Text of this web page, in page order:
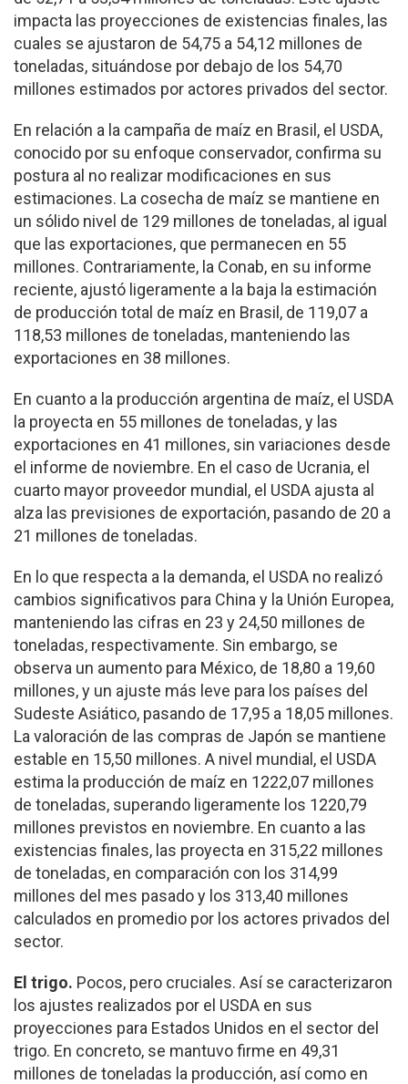
impacta las proyecciones de existencias finales, las
cuales se ajustaron de 54,75 a 54,12 millones de
toneladas, situándose por debajo de los 54,70
millones estimados por actores privados del sector.
En relación a la campaña de maíz en Brasil, el USDA,
conocido por su enfoque conservador, confirma su
postura al no realizar modificaciones en sus
estimaciones. La cosecha de maíz se mantiene en
un sólido nivel de 129 millones de toneladas, al igual
que las exportaciones, que permanecen en 55
millones. Contrariamente, la Conab, en su informe
reciente, ajustó ligeramente a la baja la estimación
de producción total de maíz en Brasil, de 119,07 a
118,53 millones de toneladas, manteniendo las
exportaciones en 38 millones.
En cuanto a la producción argentina de maíz, el USDA
la proyecta en 55 millones de toneladas, y las
exportaciones en 41 millones, sin variaciones desde
el informe de noviembre. En el caso de Ucrania, el
cuarto mayor proveedor mundial, el USDA ajusta al
alza las previsiones de exportación, pasando de 20 a
21 millones de toneladas.
En lo que respecta a la demanda, el USDA no realizó
cambios significativos para China y la Unión Europea,
manteniendo las cifras en 23 y 24,50 millones de
toneladas, respectivamente. Sin embargo, se
observa un aumento para México, de 18,80 a 19,60
millones, y un ajuste más leve para los países del
Sudeste Asiático, pasando de 17,95 a 18,05 millones.
La valoración de las compras de Japón se mantiene
estable en 15,50 millones. A nivel mundial, el USDA
estima la producción de maíz en 1222,07 millones
de toneladas, superando ligeramente los 1220,79
millones previstos en noviembre. En cuanto a las
existencias finales, las proyecta en 315,22 millones
de toneladas, en comparación con los 314,99
millones del mes pasado y los 313,40 millones
calculados en promedio por los actores privados del
sector.
El trigo. Pocos, pero cruciales. Así se caracterizaron
los ajustes realizados por el USDA en sus
proyecciones para Estados Unidos en el sector del
trigo. En concreto, se mantuvo firme en 49,31
millones de toneladas la producción, así como en